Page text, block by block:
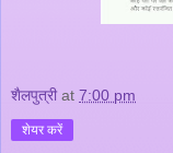
शैलपुत्री at 7:00 pm
शेयर करें